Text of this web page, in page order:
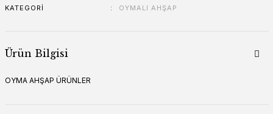
KATEGORI
OYMALI AHŞAP
Ürün Bilgisi
OYMA AHŞAP ÜRÜNLER